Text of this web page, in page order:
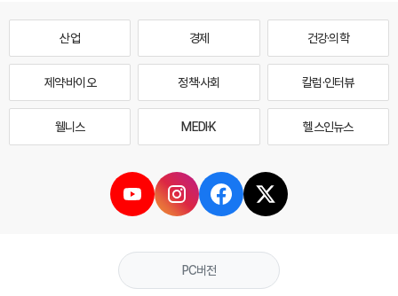
산업 경제 건강·의학
제약·바이오 정책·사회 칼럼·인터뷰
웰니스 MEDI·K 헬스인뉴스
PC버전